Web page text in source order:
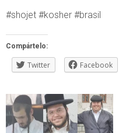
#shojet #kosher #brasil
Compártelo:
Twitter Facebook